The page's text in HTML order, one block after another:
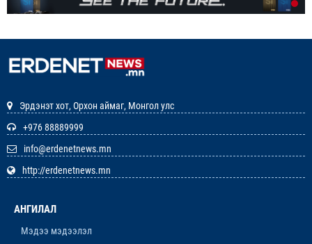
1-р сар. 7, 2026, 3:41 p.m.
ШАГНАЛ ХҮРТЛЭЭ
ЗАРЛАЛ
12-р сар. 19, 2025, 3:20 p.m.
Эрдэнэт хот, Орхон аймаг, Монгол улс
+976 88889999
info@erdenetnews.mn
http://erdenetnews.mn
АНГИЛАЛ
Мэдээ мэдээлэл